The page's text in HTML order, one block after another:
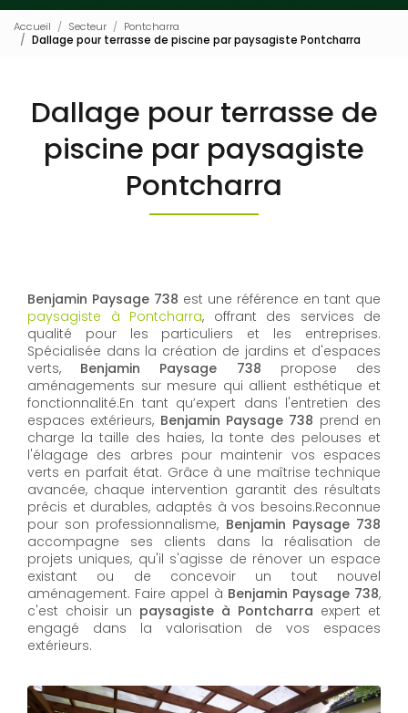
Accueil Secteur
Pontcharra
Dallage pour terrasse de piscine par paysagiste Pontcharra
Dallage pour terrasse de
piscine par paysagiste
Pontcharra
Benjamin Paysage 738 est une référence en tant que
paysagiste à Pontcharra, offrant des services de
qualité pour les particuliers et les entreprises.
Spécialisée dans la création de jardins et d'espaces
verts, Benjamin Paysage 738 propose des
aménagements sur mesure qui allient esthétique et
fonctionnalité.En tant qu’expert dans l'entretien des
espaces extérieurs, Benjamin Paysage 738 prend en
charge la taille des haies, la tonte des pelouses et
l'élagage des arbres pour maintenir vos espaces
verts en parfait état. Grâce à une maîtrise technique
avancée, chaque intervention garantit des résultats
précis et durables, adaptés à vos besoins.Reconnue
pour son professionnalisme, Benjamin Paysage 738
accompagne ses clients dans la réalisation de
projets uniques, qu'il s'agisse de rénover un espace
existant ou de concevoir un tout nouvel
aménagement. Faire appel à Benjamin Paysage 738,
c'est choisir un paysagiste à Pontcharra expert et
engagé dans la valorisation de vos espaces
extérieurs.